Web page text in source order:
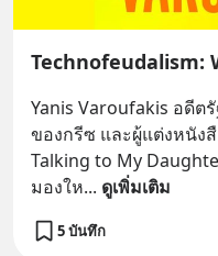
Technofeudalism:
Yanis Varoufakis อดีต
ของกรีซ และผู้แต่งหนัง
Talking to My
มองให... ดูเพิ่มเติม
5 บันทึก